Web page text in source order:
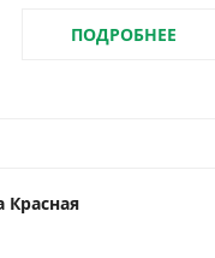
ПОДРОБНЕЕ
Красная